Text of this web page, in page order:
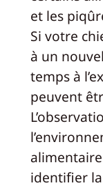
et les
Si votre
à un
temps à
peuvent
identifier